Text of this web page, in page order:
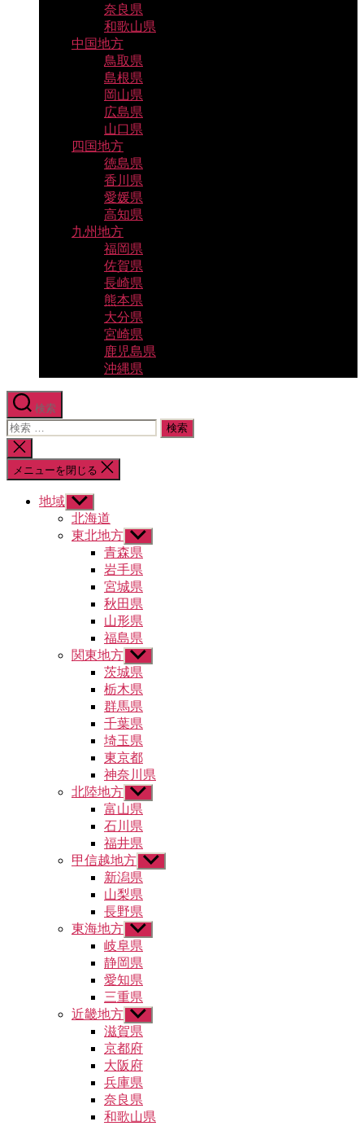
奈良県
和歌山県
中国地方
鳥取県
島根県
岡山県
広島県
山口県
四国地方
徳島県
香川県
愛媛県
高知県
九州地方
福岡県
佐賀県
長崎県
熊本県
大分県
宮崎県
鹿児島県
沖縄県
検索
検
索
対
象:
検
索
を
メニューを閉じる
地域 サ
ブ
メ
北海道
東北地方 サ
ブ
メ
ニ
ュ
ー
を
表
示
青森県
岩手県
宮城県
秋田県
山形県
福島県
関東地方 サ
ブ
メ
ニ
ュ
ー
を
表
示
茨城県
栃木県
群馬県
千葉県
埼玉県
東京都
神奈川県
北陸地方 サ
ブ
メ
ニ
ュ
ー
を
表
示
富山県
石川県
福井県
甲信越地方 サ
ュ
ー
を
表
新潟県
山梨県
長野県
東海地方 サ
ブ
メ
ニ
ュ
ー
を
表
示
岐阜県
静岡県
愛知県
三重県
近畿地方 サ
ブ
メ
ニ
ュ
ー
を
表
滋賀県
京都府
大阪府
兵庫県
奈良県
和歌山県